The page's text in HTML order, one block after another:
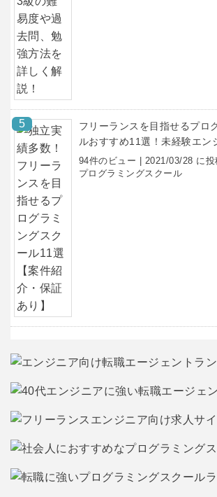
フリーランスを目指せるプロ
ルおすすめ11選！未経験エン
94件のビュー 2021/03/28 に投
プログラミングスクール